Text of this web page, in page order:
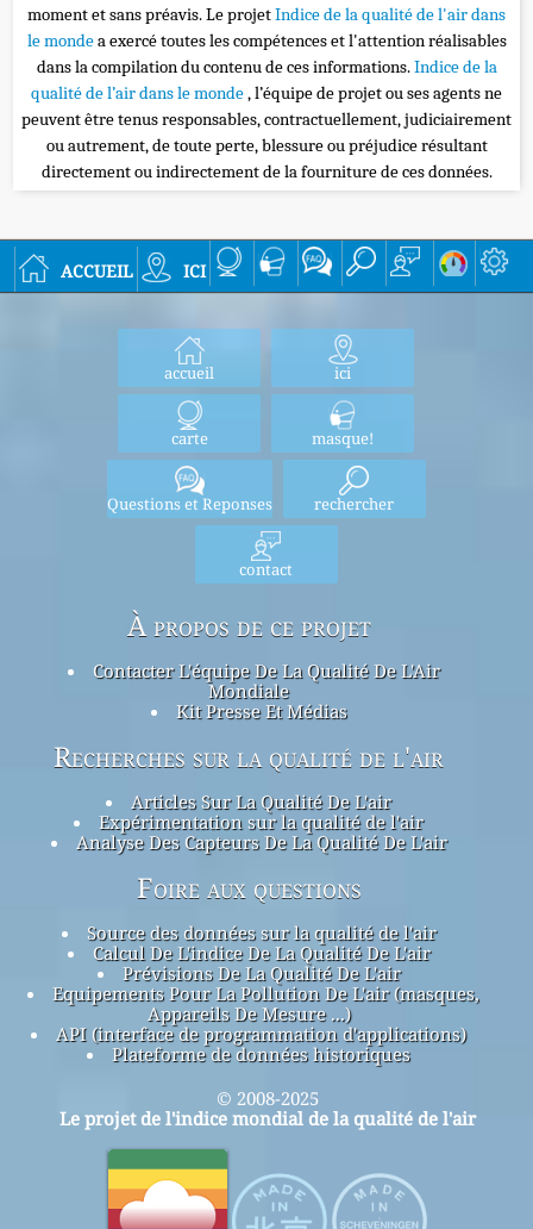
moment et sans préavis. Le projetIndice de la qualité de l'air dans
le mondea exercé toutes les compétences et l'attention réalisables
dans la compilation du contenu de ces informations.Indice de la
qualité de l’air dans le monde, l’équipe de projet ou ses agents ne
peuvent être tenus responsables, contractuellement, judiciairement
ou autrement, de toute perte, blessure ou préjudice résultant
directement ou indirectement de la fourniture de ces données.
accueil ici
accueil ici
carte masque!
Questions et Reponses rechercher
contact
À propos de ce projet
Contacter L'équipe De La Qualité De L'Air
Mondiale
Kit Presse Et Médias
Recherches sur la qualité de l'air
Articles Sur La Qualité De L'air
Expérimentation sur la qualité de l'air
Analyse Des Capteurs De La Qualité De L'air
Foire aux questions
Source des données sur la qualité de l'air
Calcul De L'indice De La Qualité De L'air
Prévisions De La Qualité De L'air
Equipements Pour La Pollution De L'air (masques,
Appareils De Mesure ...)
API (interface de programmation d'applications)
Plateforme de données historiques
© 2008-2025
Le projet de l'indice mondial de la qualité de l'air